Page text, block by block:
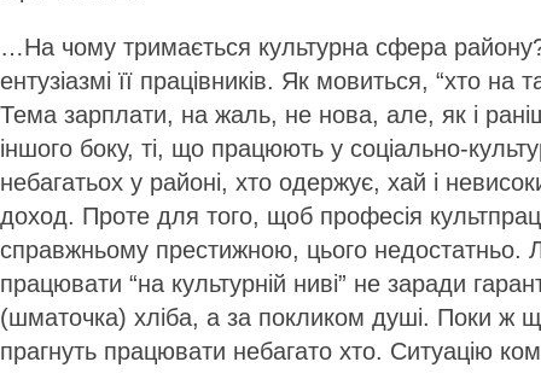
…На чому тримається культурна сфера
ентузіазмі її працівників. Як мовиться, “хто на
Тема зарплати, на жаль, не нова, але, як і
іншого боку, ті, що працюють у соціально-
небагатьох у районі, хто одержує, хай і
доход. Проте для того, щоб професія
справжньому престижною, цього недостатньо.
працювати “на культурній ниві” не заради
(шматочка) хліба, а за покликом душі. Поки ж
прагнуть працювати небагато хто. Ситуацію